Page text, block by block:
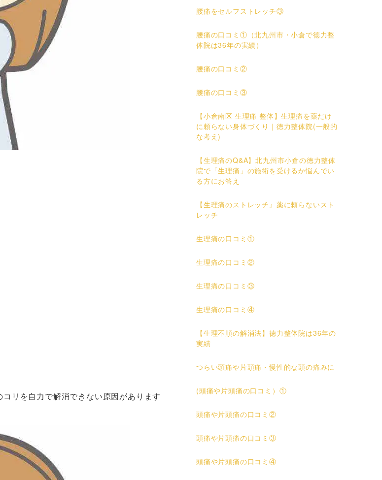
リを自力で解消できない原因があります
腰痛をセルフストレッチ③
腰痛の口コミ①（北九州市・小倉で徳力整
体院は36年の実績）
腰痛の口コミ②
腰痛の口コミ③
【小倉南区 生理痛 整体】生理痛を薬だけ
に頼らない身体づくり｜徳力整体院(一般的
な考え)
【生理痛のQ&A】北九州市小倉の徳力整体
院で「生理痛」の施術を受けるか悩んでい
る方にお答え
【生理痛のストレッチ』薬に頼らないスト
レッチ
生理痛の口コミ①
生理痛の口コミ②
生理痛の口コミ③
生理痛の口コミ④
【生理不順の解消法】徳力整体院は36年の
実績
つらい頭痛や片頭痛・慢性的な頭の痛みに
(頭痛や片頭痛の口コミ）①
頭痛や片頭痛の口コミ②
頭痛や片頭痛の口コミ③
頭痛や片頭痛の口コミ④